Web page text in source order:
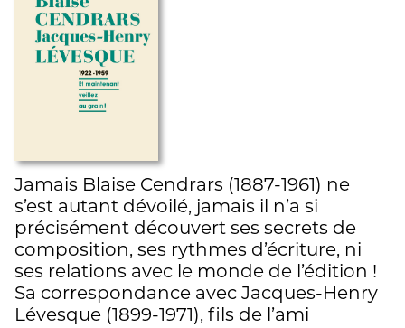
Jamais Blaise Cendrars (1887-1961) ne
s’est autant dévoilé, jamais il n’a si
précisément découvert ses secrets de
composition, ses rythmes d’écriture, ni
ses relations avec le monde de l’édition !
Sa correspondance avec Jacques-Henry
Lévesque (1899-1971), fils de l’ami